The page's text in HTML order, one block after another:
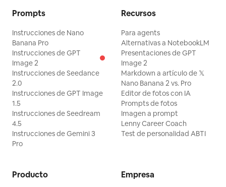
Prompts
Instrucciones de Nano
Banana Pro
Instrucciones de GPT
Image 2
Instrucciones de Seedance
2.0
Instrucciones de GPT Image
1.5
Instrucciones de Seedream
4.5
Instrucciones de Gemini 3
Pro
Recursos
Para agents
Alternativas a NotebookLM
Presentaciones de GPT
Image 2
Markdown a artículo de 𝕏
Nano Banana 2 vs. Pro
Editor de fotos con IA
Prompts de fotos
Imagen a prompt
Lenny Career Coach
Test de personalidad ABTI
Producto Empresa